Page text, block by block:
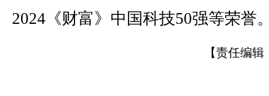
2024《财富》中国科技50强等荣誉
【责任编辑